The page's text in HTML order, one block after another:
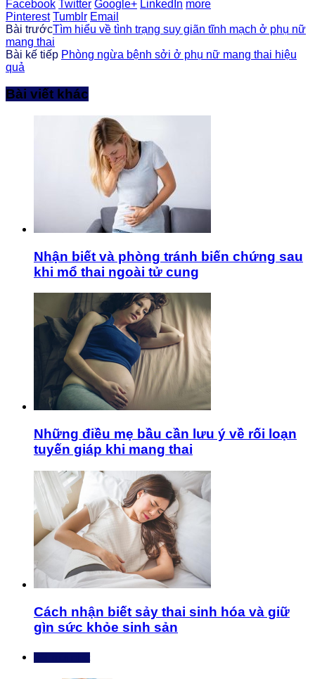
Facebook Twitter Google+ LinkedIn more
Pinterest Tumblr Email
Bài trướcTìm hiểu về tình trạng suy giãn tĩnh mạch ở phụ nữ
mang thai
Bài kế tiếp Phòng ngừa bệnh sởi ở phụ nữ mang thai hiệu
quả
Bài viết khác
Nhận biết và phòng tránh biến chứng sau
khi mổ thai ngoài tử cung
Những điều mẹ bầu cần lưu ý về rối loạn
tuyến giáp khi mang thai
Cách nhận biết sảy thai sinh hóa và giữ
gìn sức khỏe sinh sản